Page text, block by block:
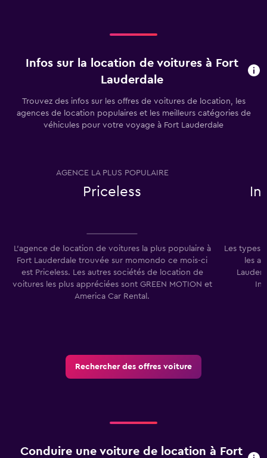
Infos sur la location de voitures à Fort
Lauderdale
Trouvez des infos sur les offres de voitures de location, les
agences de location populaires et les meilleurs catégories de
véhicules pour votre voyage à Fort Lauderdale
AGENCE LA PLUS POPULAIRE
Priceless
L'agence de location de voitures la plus populaire à
Fort Lauderdale trouvée sur momondo ce mois-ci
est Priceless. Les autres sociétés de location de
voitures les plus appréciées sont GREEN MOTION et
America Car Rental.
Les types
les
Rechercher des offres voiture
Conduire une voiture de location à Fort